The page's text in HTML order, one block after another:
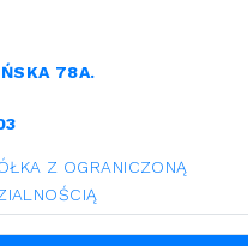
78A.
Z OGRANICZONĄ